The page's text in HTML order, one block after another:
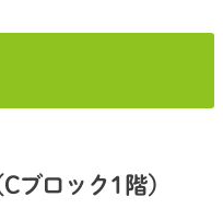
ブロック1階）